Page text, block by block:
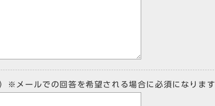
※メールでの回答を希望される場合に必須になります